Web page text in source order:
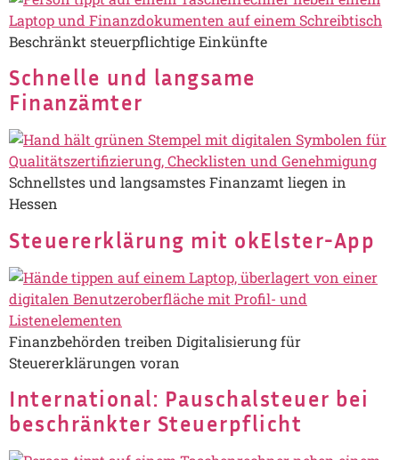
Beschränkt steuerpflichtige Einkünfte
Schnelle und langsame
Finanzämter
Schnellstes und langsamstes Finanzamt liegen in
Hessen
Steuererklärung mit okElster-App
Finanzbehörden treiben Digitalisierung für
Steuererklärungen voran
International: Pauschalsteuer bei
beschränkter Steuerpflicht